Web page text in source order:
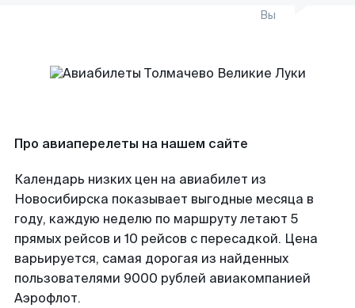
Вы
Про авиаперелеты на нашем сайте
Календарь низких цен на авиабилет из
Новосибирска показывает выгодные месяца в
году, каждую неделю по маршруту летают 5
прямых рейсов и 10 рейсов с пересадкой. Цена
варьируется, самая дорогая из найденных
пользователями 9000 рублей авиакомпанией
Аэрофлот.